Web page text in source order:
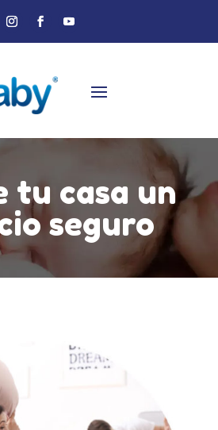
tu casa un
seguro